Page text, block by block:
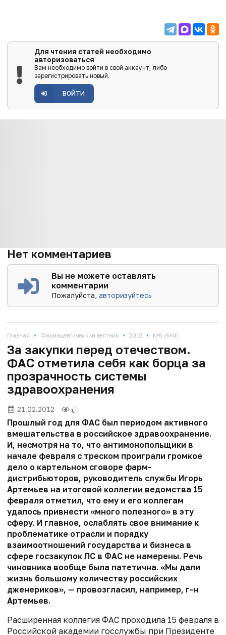
Для чтения статей необходимо
авторизоваться
Вам необходимо войти в свой аккаунт, либо
зарегистрировать новый.
ВОЙТИ
Нет комментариев
Вы не можете оставлять
комментарии
Пожалуйста,авторизуйтесь
Главная • Фармацевтический вестник • 2012 • №6 (664)
За закупки перед отечеством.
ФАС отметила себя как борца за
прозрачность системы
здравоохранения
21.02.2012
Прошлый год для ФАС был периодом активного
вмешательства в российское здравоохранение.
И, несмотря на то, что антимонопольщики в
начале февраля с треском проиграли громкое
дело о картельном сговоре фарм­
дистрибьюторов, руководитель службы Игорь
Артемьев на итоговой коллегии ведомства 15
февраля отметил, что ему и его коллегам
удалось привнести «много полезного» в эту
сферу. И главное, ослаблять свое внимание к
проблематике отрасли и порядку
взаимоотношений государства и бизнеса в
сфере госзакупок ЛС в ФАС не намерены. Речь
чиновника вообще была патетична. «Мы дали
жизнь большому количеству российских
дженериков», — провозгласил, например, г-н
Артемьев.
Расширенная коллегия ФАС проходила 15 февраля в
Российской академии госслужбы при Президенте